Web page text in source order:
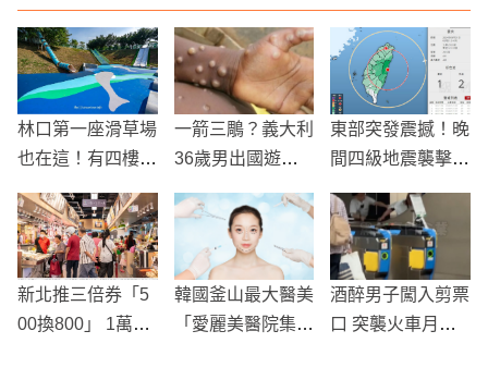
林口第一座滑草場
也在這！有四樓高
一箭三鵰？義大利
36歲男出國遊玩5
「猴痘、新冠+愛
滋」！
東部突發震撼！晚
間四級地震襲擊
新北推三倍券「5
00換800」 1萬5
韓國釜山最大醫美
「愛麗美醫院集
酒醉男子闖入剪票
口 突襲火車月台